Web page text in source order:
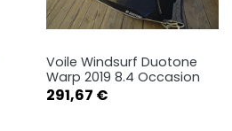
Voile Windsurf Duotone
Warp 2019 8.4 Occasion
Prix
291,67 €